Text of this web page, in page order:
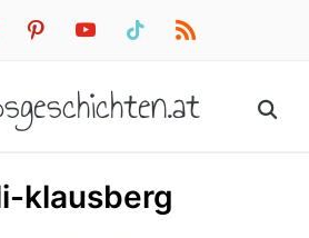
pinterestyoutube tiktok rss
klausberg